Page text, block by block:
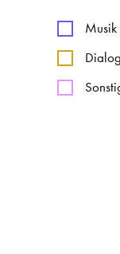
Musik
Dialog